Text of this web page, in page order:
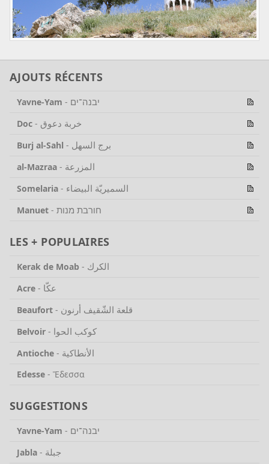
AJOUTS RÉCENTS
Yavne-Yam - יבנה־ים
Doc - خربة دعوق
Burj al-Sahl - برج السهل
al-Mazraa - المزرعة
Somelaria - السميريّة البيضاء
Manuet - חורבת מנות
LES + POPULAIRES
Kerak de Moab - الكرك
Acre - عكّا
Beaufort - قلعة الشّقيف أرنون
Belvoir - كوكب الحوا
Antioche - الأنطاكية
Edesse - Ἔδεσσα
SUGGESTIONS
Yavne-Yam - יבנה־ים
Jabla - جبلة